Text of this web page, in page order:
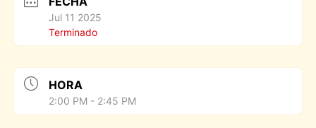
Jul 11 2025
Terminado
HORA
2:00 PM - 2:45 PM